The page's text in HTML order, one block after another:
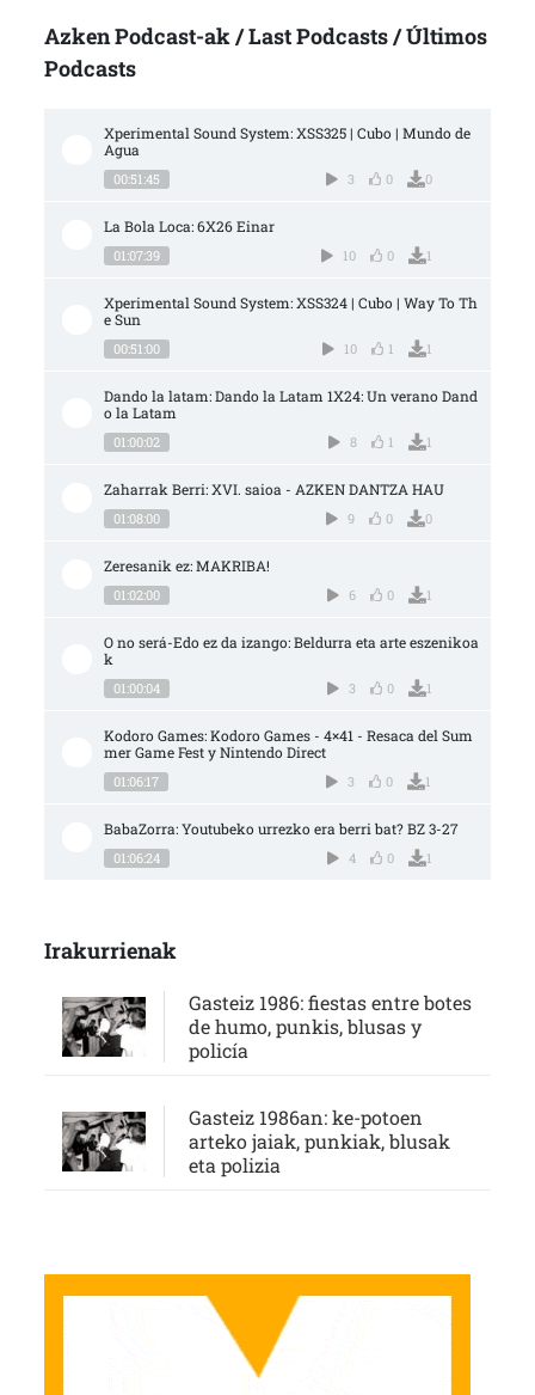
Azken Podcast-ak / Last Podcasts / Últimos
Podcasts
Xperimental Sound System: XSS325 | Cubo | Mundo de
Agua
00:51:45 3 0 0
La Bola Loca: 6X26 Einar
01:07:39 10 0 1
Xperimental Sound System: XSS324 | Cubo | Way To Th
e Sun
00:51:00 10 1 1
Dando la latam: Dando la Latam 1X24: Un verano Dand
o la Latam
01:00:02 8 1 1
Zaharrak Berri: XVI. saioa - AZKEN DANTZA HAU
01:08:00 9 0 0
Zeresanik ez: MAKRIBA!
01:02:00 6 0 1
O no será-Edo ez da izango: Beldurra eta arte eszenikoa
k
01:00:04 3 0 1
Kodoro Games: Kodoro Games - 4×41 - Resaca del Sum
mer Game Fest y Nintendo Direct
01:06:17 3 0 1
BabaZorra: Youtubeko urrezko era berri bat? BZ 3-27
01:06:24 4 0 1
Irakurrienak
Gasteiz 1986: fiestas entre botes
de humo, punkis, blusas y
policía
Gasteiz 1986an: ke-potoen
arteko jaiak, punkiak, blusak
eta polizia